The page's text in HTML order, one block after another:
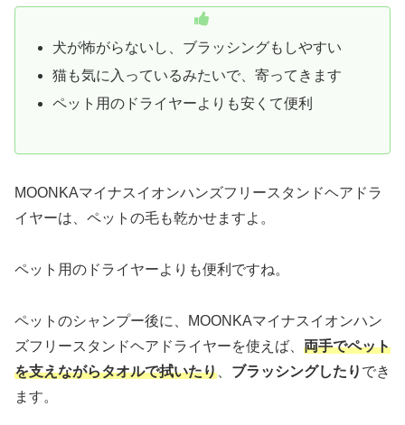
犬が怖がらないし、ブラッシングもしやすい
猫も気に入っているみたいで、寄ってきます
ペット用のドライヤーよりも安くて便利
MOONKAマイナスイオンハンズフリースタンドヘアドラ
イヤーは、ペットの毛も乾かせますよ。
ペット用のドライヤーよりも便利ですね。
ペットのシャンプー後に、MOONKAマイナスイオンハン
ズフリースタンドヘアドライヤーを使えば、 両手でペット
を支えながらタオルで拭いたり
ブラッシングしたり でき
ます。